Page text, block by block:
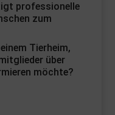
professionelle
zum
Tierheim,
über
möchte?